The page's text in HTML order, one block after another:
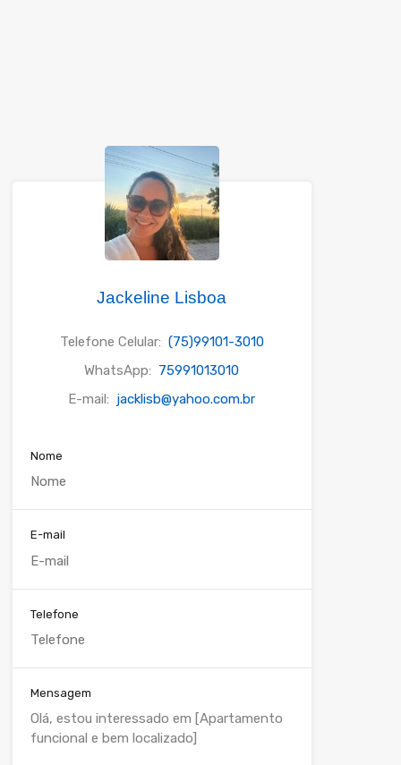
Jackeline Lisboa
Telefone Celular: (75)99101-3010
WhatsApp: 75991013010
E-mail: jacklisb@yahoo.com.br
Nome
E-mail
Telefone
Mensagem